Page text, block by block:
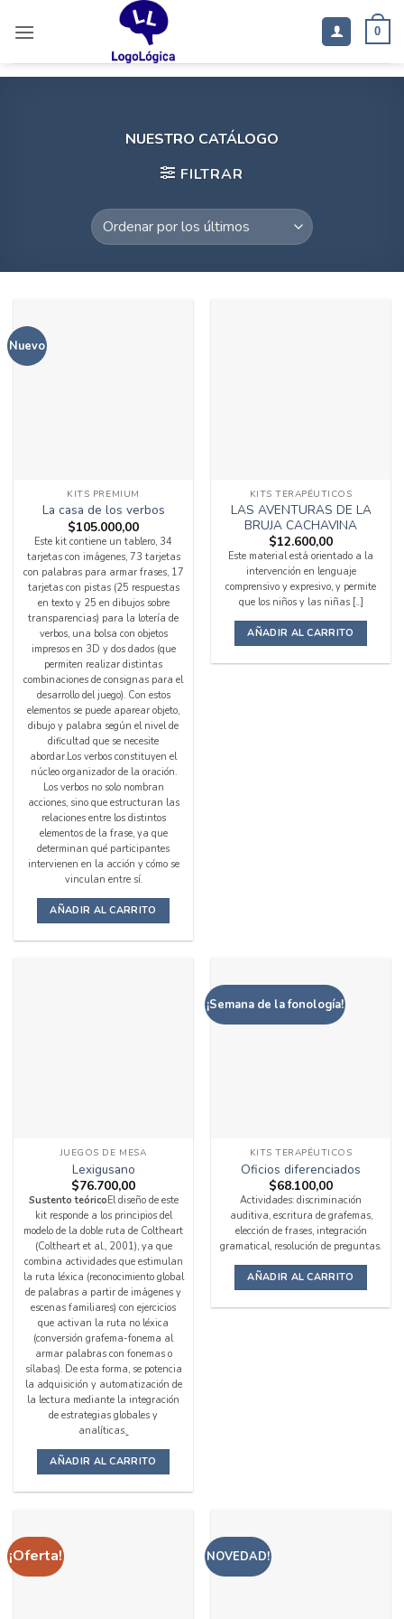
0
NUESTRO CATÁLOGO
FILTRAR
Nuevo
KITS PREMIUM
La casa de los verbos
$105.000,00
Este kit contiene un tablero, 34
tarjetas con imágenes, 73 tarjetas
con palabras para armar frases, 17
tarjetas con pistas (25 respuestas
en texto y 25 en dibujos sobre
transparencias) para la lotería de
verbos, una bolsa con objetos
impresos en 3D y dos dados (que
permiten realizar distintas
combinaciones de consignas para el
desarrollo del juego). Con estos
elementos se puede aparear objeto,
dibujo y palabra según el nivel de
dificultad que se necesite
abordar.Los verbos constituyen el
núcleo organizador de la oración.
Los verbos no solo nombran
acciones, sino que estructuran las
relaciones entre los distintos
elementos de la frase, ya que
determinan qué participantes
intervienen en la acción y cómo se
vinculan entre sí.
AÑADIR AL CARRITO
KITS TERAPÉUTICOS
LAS AVENTURAS DE LA
BRUJA CACHAVINA
$12.600,00
Este material está orientado a la
intervención en lenguaje
comprensivo y expresivo, y permite
que los niños y las niñas [...]
AÑADIR AL CARRITO
JUEGOS DE MESA
Lexigusano
$76.700,00
Sustento teóricoEl diseño de este
kit responde a los principios del
modelo de la doble ruta de Coltheart
(Coltheart et al., 2001), ya que
combina actividades que estimulan
la ruta léxica (reconocimiento global
de palabras a partir de imágenes y
escenas familiares) con ejercicios
que activan la ruta no léxica
(conversión grafema-fonema al
armar palabras con fonemas o
sílabas). De esta forma, se potencia
la adquisición y automatización de
la lectura mediante la integración
de estrategias globales y
analíticas.
AÑADIR AL CARRITO
¡Semana de la fonología!
KITS TERAPÉUTICOS
Oficios diferenciados
$68.100,00
Actividades: discriminación
auditiva, escritura de grafemas,
elección de frases, integración
gramatical, resolución de preguntas.
AÑADIR AL CARRITO
¡Oferta! NOVEDAD!